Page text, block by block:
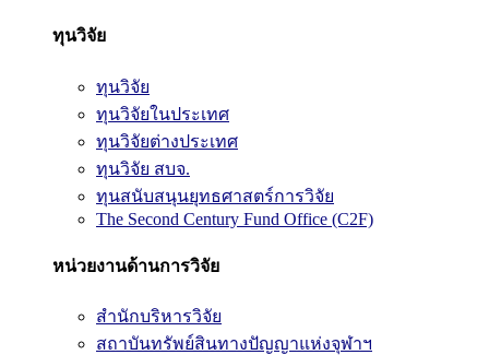
ทุนวิจัย
ทุนวิจัย
ทุนวิจัยในประเทศ
ทุนวิจัยต่างประเทศ
ทุนวิจัย สบจ.
ทุนสนับสนุนยุทธศาสตร์การวิจัย
The Second Century Fund Office (C2F)
หน่วยงานด้านการวิจัย
สำนักบริหารวิจัย
สถาบันทรัพย์สินทางปัญญาแห่งจุฬาฯ